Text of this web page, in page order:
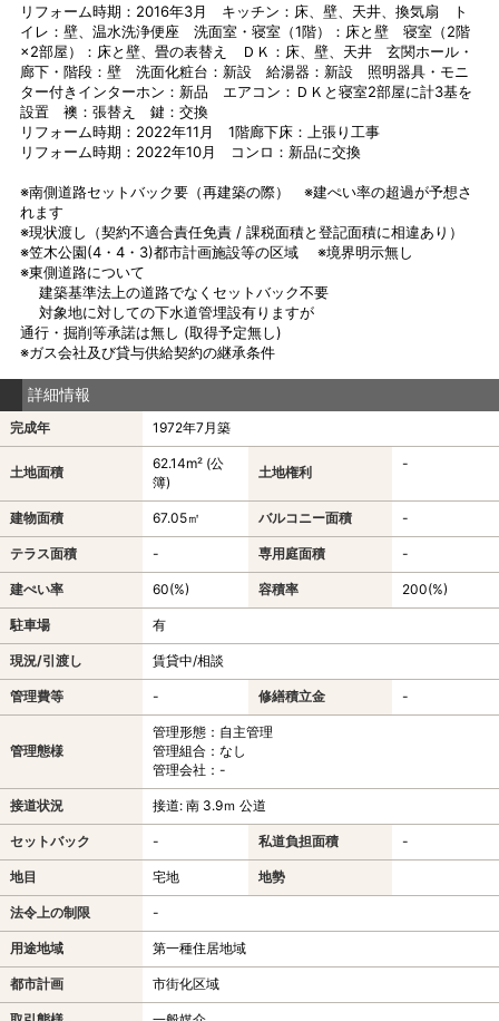
リフォーム時期：2016年3月 キッチン：床、壁、天井、換気扇 ト
イレ：壁、温水洗浄便座 洗面室・寝室（1階）：床と壁 寝室（2階
×2部屋）：床と壁、畳の表替え ＤＫ：床、壁、天井 玄関ホール・
廊下・階段：壁 洗面化粧台：新設 給湯器：新設 照明器具・モニ
ター付きインターホン：新品 エアコン：ＤＫと寝室2部屋に計3基を
設置 襖：張替え 鍵：交換
リフォーム時期：2022年11月 1階廊下床：上張り工事
リフォーム時期：2022年10月 コンロ：新品に交換
※南側道路セットバック要（再建築の際） ※建ぺい率の超過が予想さ
れます
※現状渡し（契約不適合責任免責 / 課税面積と登記面積に相違あり）
※笠木公園(4・4・3)都市計画施設等の区域 ※境界明示無し
※東側道路について
建築基準法上の道路でなくセットバック不要
対象地に対しての下水道管埋設有りますが
通行・掘削等承諾は無し (取得予定無し)
※ガス会社及び貸与供給契約の継承条件
詳細情報
完成年 1972年7月築
土地面積
62.14m² (公
簿)
土地権利
-
建物面積 67.05㎡ バルコニー面積 -
テラス面積 - 専用庭面積 -
建ぺい率 60(%) 容積率 200(%)
駐車場 有
現況/引渡し 賃貸中/相談
管理費等 - 修繕積立金 -
管理態様
管理形態：自主管理
管理組合：なし
管理会社：-
接道状況 接道: 南 3.9ｍ 公道
セットバック - 私道負担面積 -
地目 宅地 地勢
法令上の制限 -
用途地域 第一種住居地域
都市計画 市街化区域